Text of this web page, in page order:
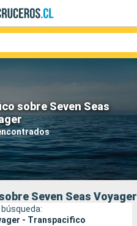
sobre Seven Seas
Compañías
Buscar
Seven Seas Voyager
- Transpacifico